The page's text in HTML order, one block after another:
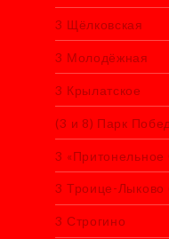
3 Щёлковская
3 Молодёжная
3 Крылатское
(3 и 8) Парк
3 «Притонельное
3 Троице-Лыково
3 Строгино